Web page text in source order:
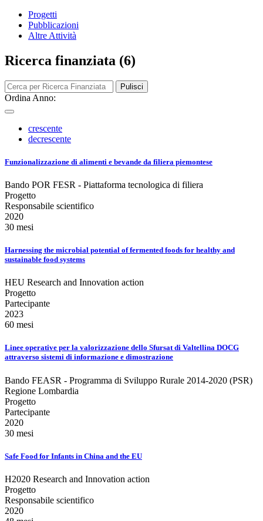
Progetti
Pubblicazioni
Altre Attività
Ricerca finanziata (6)
Pulisci
Ordina Anno:
crescente
decrescente
Funzionalizzazione di alimenti e bevande da filiera piemontese
Bando POR FESR - Piattaforma tecnologica di filiera
Progetto
Responsabile scientifico
2020
30 mesi
Harnessing the microbial potential of fermented foods for healthy and
sustainable food systems
HEU Research and Innovation action
Progetto
Partecipante
2023
60 mesi
Linee operative per la valorizzazione dello Sfursat di Valtellina DOCG
attraverso sistemi di informazione e dimostrazione
Bando FEASR - Programma di Sviluppo Rurale 2014-2020 (PSR)
Regione Lombardia
Progetto
Partecipante
2020
30 mesi
Safe Food for Infants in China and the EU
H2020 Research and Innovation action
Progetto
Responsabile scientifico
2020